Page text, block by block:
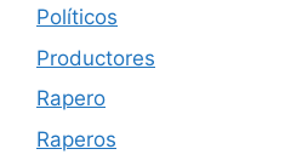
Políticos
Productores
Rapero
Raperos